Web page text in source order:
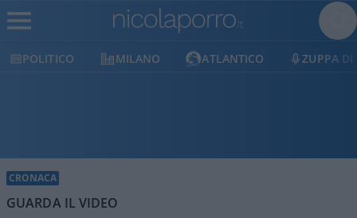
MILANO ATLANTICO ZUPPA DI
CRONACA
GUARDA IL VIDEO